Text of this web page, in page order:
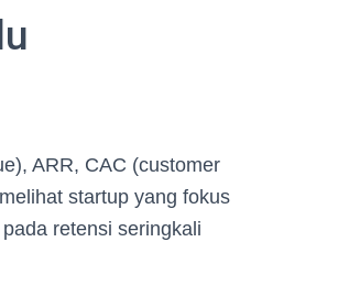
ARR, CAC (customer
startup yang fokus
retensi seringkali